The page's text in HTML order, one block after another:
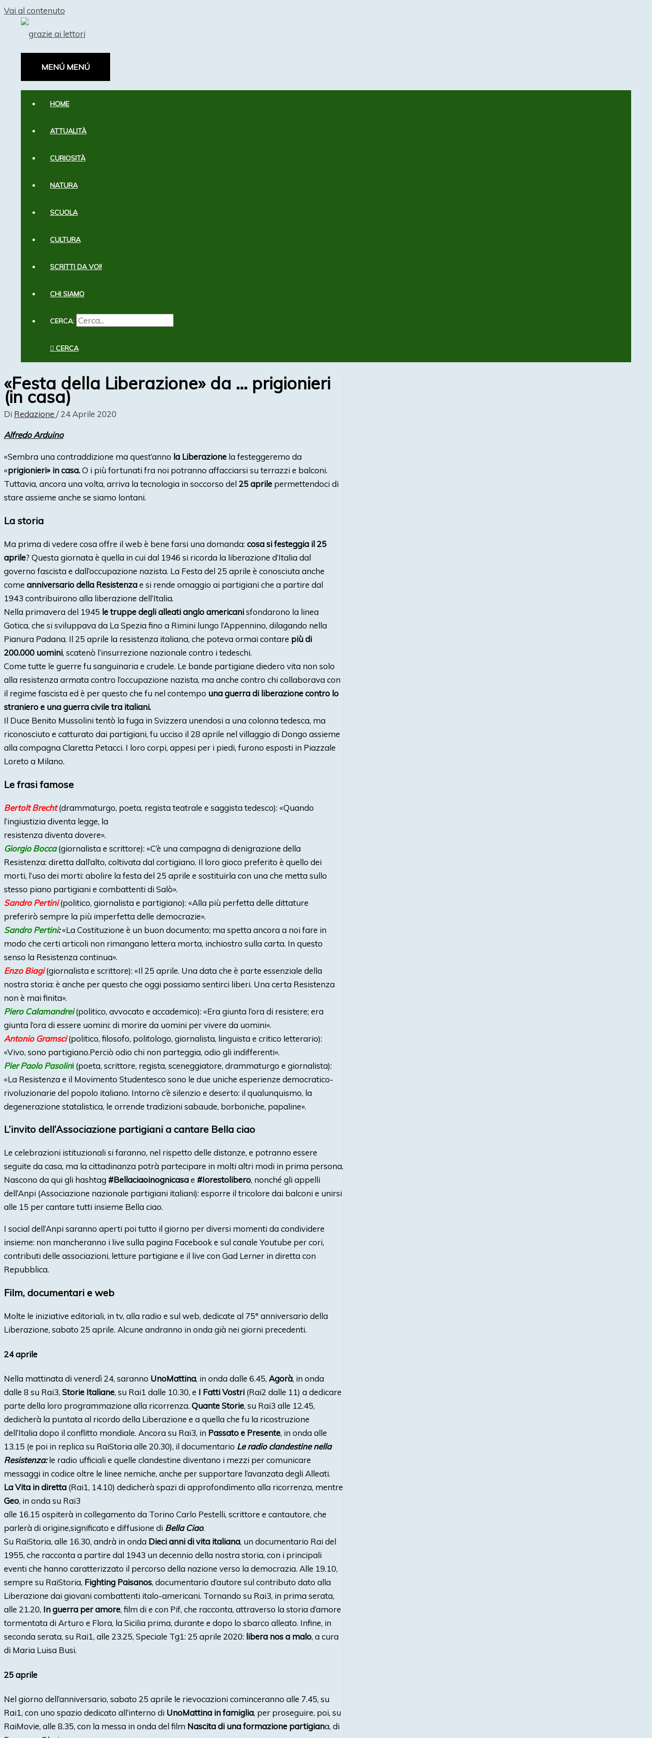
Vai al contenuto
MENÚ MENÚ
HOME
ATTUALITÀ
CURIOSITÀ
NATURA
SCUOLA
CULTURA
SCRITTI DA VOI!
CHI SIAMO
CERCA:
CERCA
«Festa della Liberazione» da … prigionieri
(in casa)
Di Redazione / 24 Aprile 2020
Alfredo Arduino
«Sembra una contraddizione ma quest’anno la Liberazione la festeggeremo da
«prigionieri» in casa.O i più fortunati fra noi potranno affacciarsi su terrazzi e balconi.
Tuttavia, ancora una volta, arriva la tecnologia in soccorso del25 aprile permettendoci di
stare assieme anche se siamo lontani.
La storia
Ma prima di vedere cosa offre il web è bene farsi una domanda:cosa si festeggia il 25
aprile? Questa giornata è quella in cui dal 1946 si ricorda la liberazione d’Italia dal
governo fascista e dall’occupazione nazista. La Festa del 25 aprile è conosciuta anche
come anniversario della Resistenzae si rende omaggio ai partigiani che a partire dal
1943 contribuirono alla liberazione dell’Italia.
Nella primavera del 1945 le truppe degli alleati anglo americanisfondarono la linea
Gotica, che si sviluppava da La Spezia fino a Rimini lungo l’Appennino, dilagando nella
Pianura Padana. Il 25 aprile la resistenza italiana, che poteva ormai contare più di
200.000 uomini, scatenò l’insurrezione nazionale contro i tedeschi.
Come tutte le guerre fu sanguinaria e crudele. Le bande partigiane diedero vita non solo
alla resistenza armata contro l’occupazione nazista, ma anche contro chi collaborava con
il regime fascista ed è per questo che fu nel contempo una guerra di liberazione contro lo
straniero e una guerra civile tra italiani.
Il Duce Benito Mussolini tentò la fuga in Svizzera unendosi a una colonna tedesca, ma
riconosciuto e catturato dai partigiani, fu ucciso il 28 aprile nel villaggio di Dongo assieme
alla compagna Claretta Petacci. I loro corpi, appesi per i piedi, furono esposti in Piazzale
Loreto a Milano.
Le frasi famose
Bertolt Brecht (drammaturgo, poeta, regista teatrale e saggista tedesco): «Quando
l’ingiustizia diventa legge, la
resistenza diventa dovere».
Giorgio Bocca(giornalista e scrittore): «C’è una campagna di denigrazione della
Resistenza: diretta dall’alto, coltivata dal cortigiano. Il loro gioco preferito è quello dei
morti, l’uso dei morti: abolire la festa del 25 aprile e sostituirla con una che metta sullo
stesso piano partigiani e combattenti di Salò».
Sandro Pertini(politico, giornalista e partigiano): «Alla più perfetta delle dittature
preferirò sempre la più imperfetta delle democrazie».
Sandro Pertini:«La Costituzione è un buon documento; ma spetta ancora a noi fare in
modo che certi articoli non rimangano lettera morta, inchiostro sulla carta. In questo
senso la Resistenza continua».
Enzo Biagi (giornalista e scrittore): «Il 25 aprile. Una data che è parte essenziale della
nostra storia: è anche per questo che oggi possiamo sentirci liberi. Una certa Resistenza
non è mai finita».
Piero Calamandrei(politico, avvocato e accademico): «Era giunta l’ora di resistere; era
giunta l’ora di essere uomini: di morire da uomini per vivere da uomini».
Antonio Gramsci (politico, filosofo, politologo, giornalista, linguista e critico letterario):
«Vivo, sono partigiano.Perciò odio chi non parteggia, odio gli indifferenti».
Pier Paolo Pasolini (poeta, scrittore, regista, sceneggiatore, drammaturgo e giornalista):
«La Resistenza e il Movimento Studentesco sono le due uniche esperienze democratico-
rivoluzionarie del popolo italiano. Intorno c’è silenzio e deserto: il qualunquismo, la
degenerazione statalistica, le orrende tradizioni sabaude, borboniche, papaline».
L’invito dell’Associazione partigiani a cantare Bella ciao
Le celebrazioni istituzionali si faranno, nel rispetto delle distanze, e potranno essere
seguite da casa, ma la cittadinanza potrà partecipare in molti altri modi in prima persona.
Nascono da qui gli hashtag #Bellaciaoinognicasae #Iorestolibero, nonché gli appelli
dell’Anpi (Associazione nazionale partigiani italiani): esporre il tricolore dai balconi e unirsi
alle 15 per cantare tutti insieme Bella ciao.
I social dell’Anpi saranno aperti poi tutto il giorno per diversi momenti da condividere
insieme: non mancheranno i live sulla pagina Facebook e sul canale Youtube per cori,
contributi delle associazioni, letture partigiane e il live con Gad Lerner in diretta con
Repubblica.
Film, documentari e web
Molte le iniziative editoriali, in tv, alla radio e sul web, dedicate al 75° anniversario della
Liberazione, sabato 25 aprile. Alcune andranno in onda già nei giorni precedenti.
24 aprile
Nella mattinata di venerdì 24, saranno UnoMattina, in onda dalle 6.45, Agorà, in onda
dalle 8 su Rai3, Storie Italiane, su Rai1 dalle 10.30, e I Fatti Vostri (Rai2 dalle 11) a dedicare
parte della loro programmazione alla ricorrenza.Quante Storie, su Rai3 alle 12.45,
dedicherà la puntata al ricordo della Liberazione e a quella che fu la ricostruzione
dell’Italia dopo il conflitto mondiale. Ancora su Rai3, in Passato e Presente, in onda alle
13.15 (e poi in replica su RaiStoria alle 20.30), il documentario Le radio clandestine nella
Resistenza:le radio ufficiali e quelle clandestine diventano i mezzi per comunicare
messaggi in codice oltre le linee nemiche, anche per supportare l’avanzata degli Alleati.
La Vita in diretta (Rai1, 14.10) dedicherà spazi di approfondimento alla ricorrenza, mentre
Geo, in onda su Rai3
alle 16.15 ospiterà in collegamento da Torino Carlo Pestelli, scrittore e cantautore, che
parlerà di origine,significato e diffusione di Bella Ciao.
Su RaiStoria, alle 16.30, andrà in onda Dieci anni di vita italiana, un documentario Rai del
1955, che racconta a partire dal 1943 un decennio della nostra storia, con i principali
eventi che hanno caratterizzato il percorso della nazione verso la democrazia. Alle 19.10,
sempre su RaiStoria, Fighting Paisanos, documentario d’autore sul contributo dato alla
Liberazione dai giovani combattenti italo-americani. Tornando su Rai3, in prima serata,
alle 21.20, In guerra per amore, film di e con Pif, che racconta, attraverso la storia d’amore
tormentata di Arturo e Flora, la Sicilia prima, durante e dopo lo sbarco alleato. Infine, in
seconda serata, su Rai1, alle 23.25, Speciale Tg1: 25 aprile 2020: libera nos a malo, a cura
di Maria Luisa Busi.
25 aprile
Nel giorno dell’anniversario, sabato 25 aprile le rievocazioni cominceranno alle 7.45, su
Rai1, con uno spazio dedicato all’interno di UnoMattina in famiglia, per proseguire, poi, su
RaiMovie, alle 8.35, con la messa in onda del film Nascita di una formazione partigiana, di